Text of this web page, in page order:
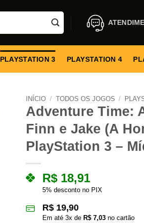
PLAYSTATION 3 PLAYSTATION 4
INÍCIO / TODOS OS JOGOS /
Adventure Time:
Finn e Jake (A
PlayStation 3 –
R$ 18,91
5% desconto no PIX
R$ 19,90
Em até 3x de R$ 7,03 no cartão